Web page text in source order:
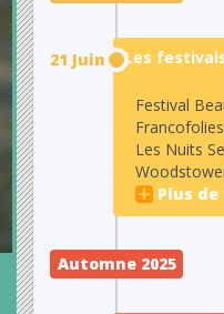
21 Juin Les
Festival
Les Nuits
Plus
Automne 2025